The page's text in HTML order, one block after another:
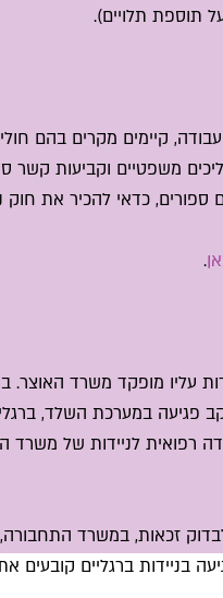
תוספת תלויים).
קיימים מקרים בהם
משפטיים וקביעות קשר
כדאי להכיר את חוק
.
עליו מופקד משרד האוצר.
פגיעה במערכת השלד,
רפואית לניידות של
זכאות, במשרד התחבורה,
בניידות ברגליים קובעים